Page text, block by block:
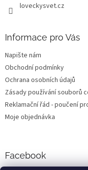
loveckysvet.cz
Informace pro Vás
Napište nám
Obchodní podmínky
Ochrana osobních údajů
Zásady používání souborů
Reklamační řád - poučení
Moje objednávka
Facebook